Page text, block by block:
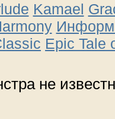
Kamael
Epic Tale
не